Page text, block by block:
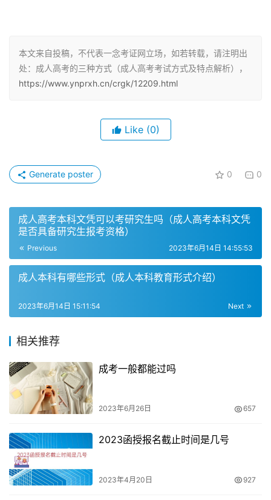
业、考试和面授。函授教学的优点是自由度高，学习时间和
地点都可以自己安排，缺点是需要有很强的自主学习能力，
需要自己管理好学习进度。
是业余学习形式会安排一定的面授时间，一般是在晚上或周
也有一定的面授时间，可以与老师和同学交流，缺点是需要
自己管理好学习进度。
脱产学习形式
脱产学习形式一般是指学生需要放弃工作，全身心地投入到
足，可以更加专注地学习，缺点是需要放弃工作，对于许多
三种学习形式的差异
三种学习形式的差异主要在于学习的自由度和面授时间的多
少。函授学习形式和业余学习形式都是以自学为主，但是函
授学习形式的面授时间相对较少，自由度相对较高，而业余
学习形式的面授时间相对较多，自由度相对较低。脱产学习
形式则是需要全身心地投入到学习中，学习时间和精力都比
本文来自投稿，不代表一念考证网立场，如若转载，请注明出
处：成人高考的三种方式（成人高考考试方式及特点解析），
https://www.ynprxh.cn/crgk/12209.html
Like (0)
0 0
Generate poster
成人高考本科文凭可以考研究生吗（成人高考本科文凭
是否具备研究生报考资格）
Previous 2023年6月14日 14:55:53
成人本科有哪些形式（成人本科教育形式介绍）
Next
2023年6月14日 15:11:54
相关推荐
成考一般都能过吗
2023年6月26日 657
2023函授报名截止时间是几号
2023年4月20日 927